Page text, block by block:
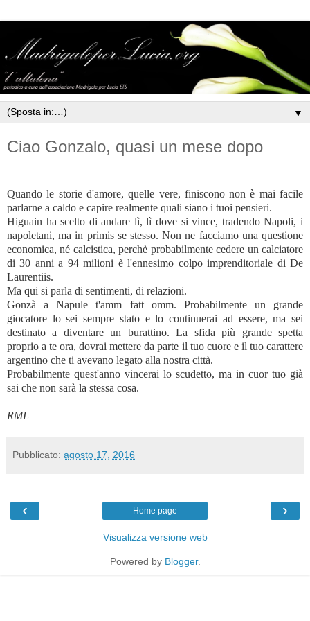
▼
Ciao Gonzalo, quasi un mese dopo
Quando le storie d'amore, quelle vere, finiscono non è mai facile
parlarne a caldo e capire realmente quali siano i tuoi pensieri.
Higuain ha scelto di andare lì, lì dove si vince, tradendo Napoli, i
napoletani, ma in primis se stesso. Non ne facciamo una questione
economica, né calcistica, perchè probabilmente cedere un calciatore
di 30 anni a 94 milioni è l'ennesimo colpo imprenditoriale di De
Laurentiis.
Ma qui si parla di sentimenti, di relazioni.
Gonzà a Napule t'amm fatt omm. Probabilmente un grande
giocatore lo sei sempre stato e lo continuerai ad essere, ma sei
destinato a diventare un burattino. La sfida più grande spetta
proprio a te ora, dovrai mettere da parte il tuo cuore e il tuo carattere
argentino che ti avevano legato alla nostra città.
Probabilmente quest'anno vincerai lo scudetto, ma in cuor tuo già
sai che non sarà la stessa cosa.
RML
Pubblicato: agosto 17, 2016
‹ ›
Home page
Visualizza versione web
Powered by Blogger.